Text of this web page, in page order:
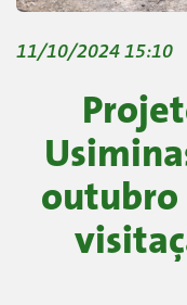
11/10/2024 15:10
outubro